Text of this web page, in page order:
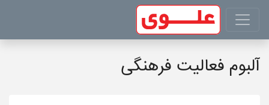
آلبوم فعالیت فرهنگی